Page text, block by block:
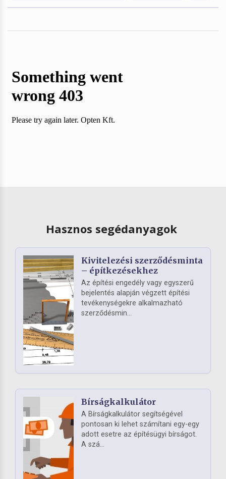
Hasznos segédanyagok
Kivitelezési szerződésminta
– építkezésekhez
Az építési engedély vagy egyszerű
bejelentés alapján végzett építési
tevékenységekre alkalmazható
szerződésmin...
Bírságkalkulátor
A Bírságkalkulátor segítségével
pontosan ki lehet számítani egy-egy
adott esetre az építésügyi bírságot.
A szá...